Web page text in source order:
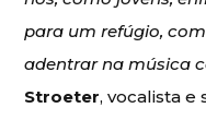
para um refúgio,
adentrar na música
Stroeter, vocalista e